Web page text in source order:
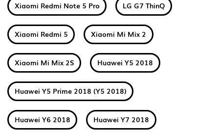
Xiaomi Redmi Note 5 Pro LG G7 ThinQ
Xiaomi Redmi 5 Xiaomi Mi Mix 2
Xiaomi Mi Mix 2S Huawei Y5 2018
Huawei Y5 Prime 2018 (Y5 2018)
Huawei Y6 2018 Huawei Y7 2018